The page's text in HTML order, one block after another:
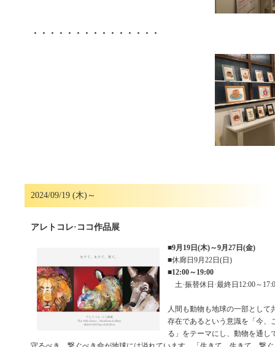
・・・・・・・・・・・・・・・
2024/09/19 (木)～
アレトコレ·ココ作品展
■9月19日(木)～9月27日(金)
■休廊日9月22日(日)
■12:00～19:00
土·振替休日·最終日12:00～
人間も動物も地球の一部として
存在であるという意識を「今、
る」をテーマにし、動物を通し